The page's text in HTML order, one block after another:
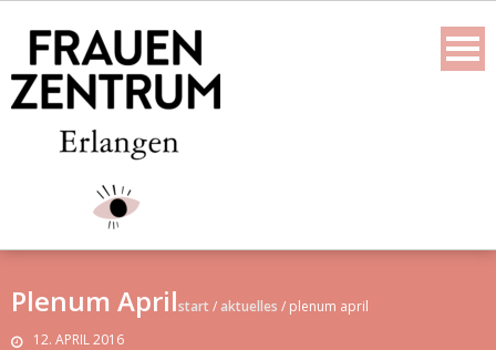
content
Plenum April
12. APRIL 2016
start / aktuelles / plenum april